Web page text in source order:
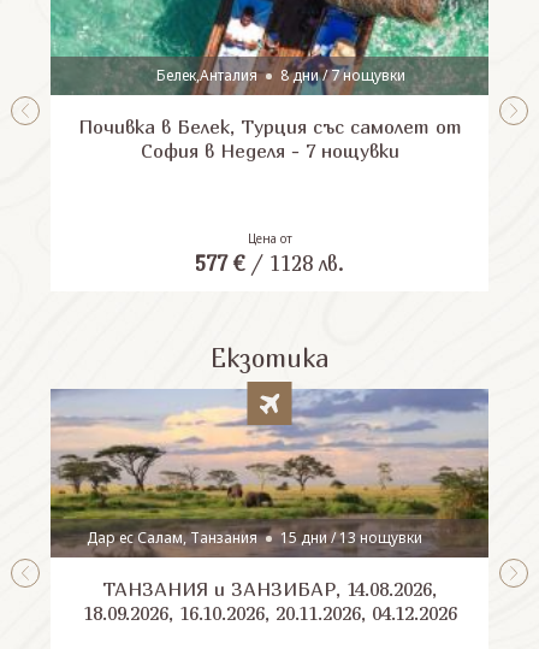
Белек,Анталия 8 дни / 7 нощувки
Почивка в Белек, Турция със самолет от
София в Неделя - 7 нощувки
Цена от
577 €/ 1128 лв.
Екзотика
Дар ес Салам, Танзания 15 дни / 13 нощувки
ТАНЗАНИЯ и ЗАНЗИБАР, 14.08.2026,
18.09.2026, 16.10.2026, 20.11.2026, 04.12.2026